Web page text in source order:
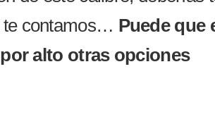
te contamos… Puede que
alto otras opciones